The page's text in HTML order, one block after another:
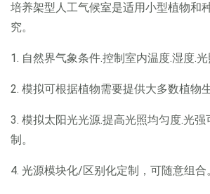
培养架型人工气候室是适用小型植物和
究。
1. 自然界气象条件.控制室内温度.湿度.光
2. 模拟可根据植物需要提供大多数植物
3. 模拟太阳光光源.提高光照均匀度.光强
制。
4. 光源模块化/区别化定制，可随意组合